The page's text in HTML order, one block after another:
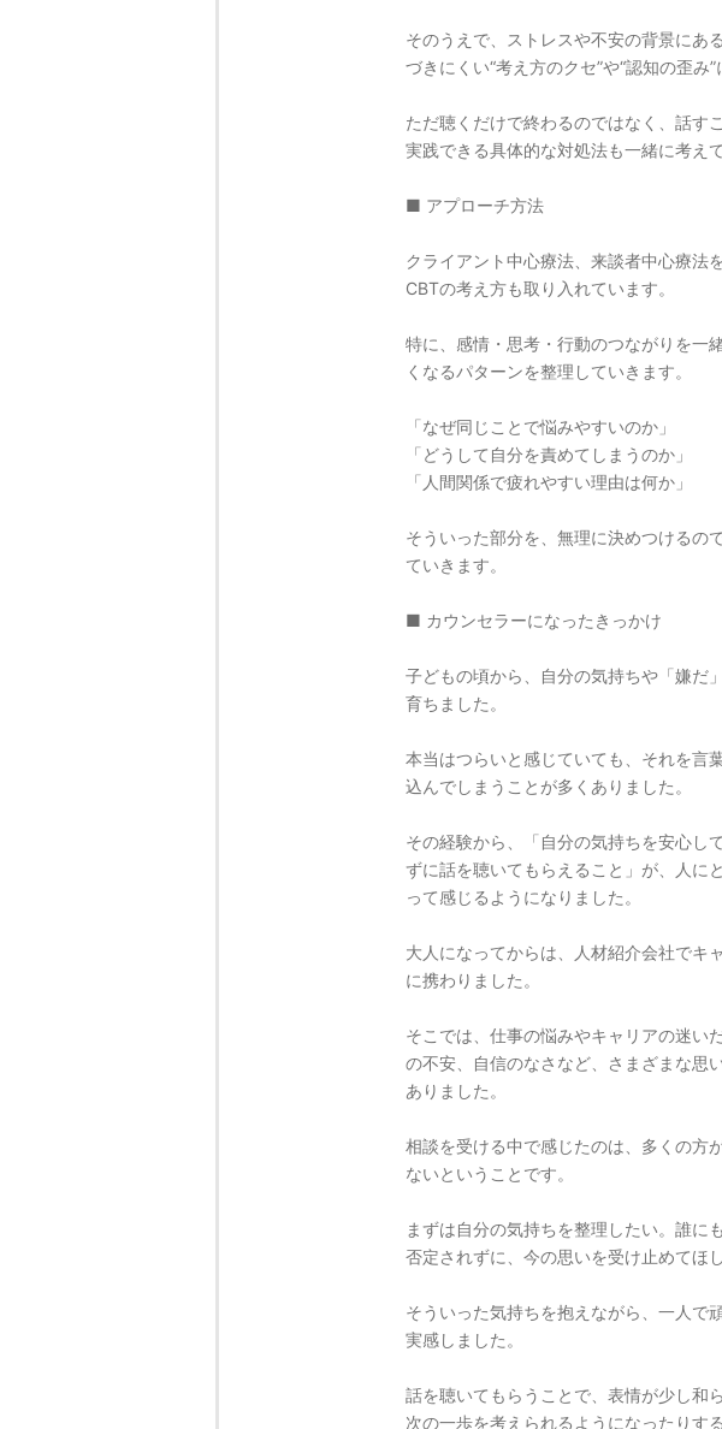
そのうえで、ストレスや不安の背景にあ
づきにくい“考え方のクセ”や“認知の歪み
ただ聴くだけで終わるのではなく、話す
実践できる具体的な対処法も一緒に考え
■ アプローチ方法
クライアント中心療法、来談者中心療法
CBTの考え方も取り入れています。
特に、感情・思考・行動のつながりを一
くなるパターンを整理していきます。
「なぜ同じことで悩みやすいのか」
「どうして自分を責めてしまうのか」
「人間関係で疲れやすい理由は何か」
そういった部分を、無理に決めつけるの
ていきます。
■ カウンセラーになったきっかけ
子どもの頃から、自分の気持ちや「嫌だ
育ちました。
本当はつらいと感じていても、それを言
込んでしまうことが多くありました。
その経験から、「自分の気持ちを安心し
ずに話を聴いてもらえること」が、人に
って感じるようになりました。
大人になってからは、人材紹介会社でキ
に携わりました。
そこでは、仕事の悩みやキャリアの迷い
の不安、自信のなさなど、さまざまな思
ありました。
相談を受ける中で感じたのは、多くの方
ないということです。
まずは自分の気持ちを整理したい。誰に
否定されずに、今の思いを受け止めてほし
そういった気持ちを抱えながら、一人で
実感しました。
話を聴いてもらうことで、表情が少し和
次の一歩を考えられるようになったりす